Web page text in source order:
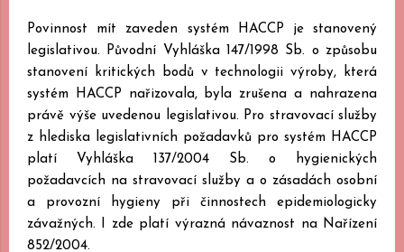
Povinnost mít zaveden systém HACCP je stanovený
legislativou. Původní Vyhláška 147/1998 Sb. o způsobu
stanovení kritických bodů v technologii výroby, která
systém HACCP nařizovala, byla zrušena a nahrazena
právě výše uvedenou legislativou. Pro stravovací služby
z hlediska legislativních požadavků pro systém HACCP
platí Vyhláška 137/2004 Sb. o hygienických
požadavcích na stravovací služby a o zásadách osobní
a provozní hygieny při činnostech epidemiologicky
závažných. I zde platí výrazná návaznost na Nařízení
852/2004.